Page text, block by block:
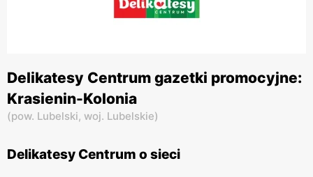
Delikatesy Centrum gazetki promocyjne:
Krasienin-Kolonia
(pow. Lubelski, woj. Lubelskie)
Delikatesy Centrum o sieci